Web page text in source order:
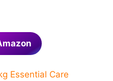
Essential Care